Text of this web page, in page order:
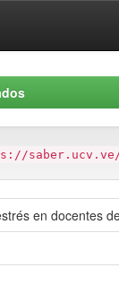
saber.ucv.ve/
en docentes